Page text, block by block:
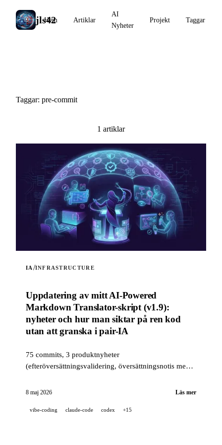
jls42
Hem Artiklar
AI
Nyheter
Projekt Taggar
Taggar: pre-commit
1 artiklar
IA /INFRASTRUCTURE
Uppdatering av mitt AI-Powered
Markdown Translator-skript (v1.9):
nyheter och hur man siktar på ren kod
utan att granska i pair-IA
75 commits, 3 produktnyheter
(efteröversättningsvalidering, översättningsnotis med
industriell klass (14 hooks, 229 tester, AI-assisterad
är 100 % utvecklat i pair-IA.
8 maj 2026 Läs mer
vibe-coding claude-code codex +15